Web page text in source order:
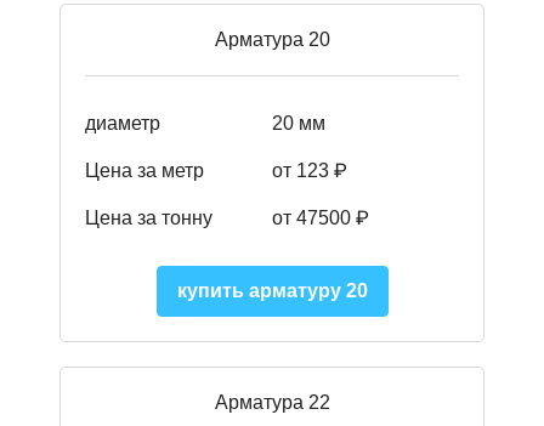
Арматура 20
диаметр 20 мм
Цена за метр от 123 ₽
Цена за тонну от 47500 ₽
купить арматуру 20
Арматура 22